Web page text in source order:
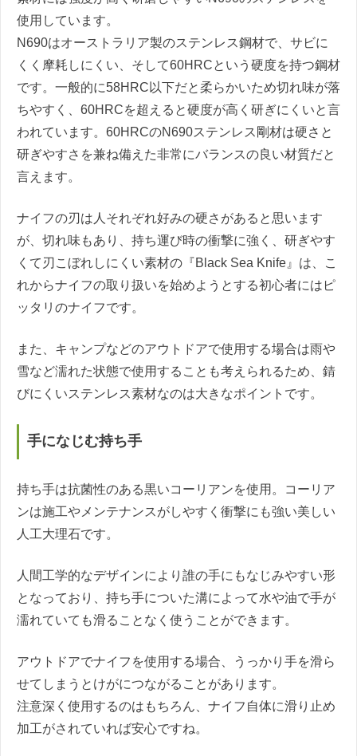
使用しています。
N690はオーストラリア製のステンレス鋼材で、サビに
くく摩耗しにくい、そして60HRCという硬度を持つ鋼材
です。一般的に58HRC以下だと柔らかいため切れ味が落
ちやすく、60HRCを超えると硬度が高く研ぎにくいと言
われています。60HRCのN690ステンレス剛材は硬さと
研ぎやすさを兼ね備えた非常にバランスの良い材質だと
言えます。
ナイフの刃は人それぞれ好みの硬さがあると思います
が、切れ味もあり、持ち運び時の衝撃に強く、研ぎやす
くて刃こぼれしにくい素材の『Black Sea Knife』は、こ
れからナイフの取り扱いを始めようとする初心者にはピ
ッタリのナイフです。
また、キャンプなどのアウトドアで使用する場合は雨や
雪など濡れた状態で使用することも考えられるため、錆
びにくいステンレス素材なのは大きなポイントです。
手になじむ持ち手
持ち手は抗菌性のある黒いコーリアンを使用。コーリア
ンは施工やメンテナンスがしやすく衝撃にも強い美しい
人工大理石です。
人間工学的なデザインにより誰の手にもなじみやすい形
となっており、持ち手についた溝によって水や油で手が
濡れていても滑ることなく使うことができます。
アウトドアでナイフを使用する場合、うっかり手を滑ら
せてしまうとけがにつながることがあります。
注意深く使用するのはもちろん、ナイフ自体に滑り止め
加工がされていれば安心ですね。